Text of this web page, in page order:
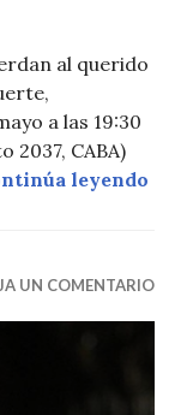
al querido
a las 19:30
2037, CABA)
leyendo
UN COMENTARIO